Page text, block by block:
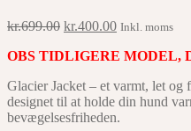
kr.699.00 Original
was:
kr.400.00Current
is:
Inkl. moms
OBS TIDLIGERE MODEL,
Glacier Jacket – et varmt, let
designet til at holde din hund
bevægelsesfriheden.